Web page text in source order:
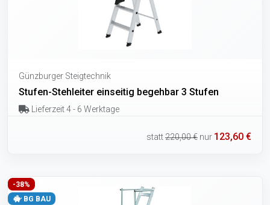
Günzburger Steigtechnik
Stufen-Stehleiter einseitig begehbar 3 Stufen
Lieferzeit 4 - 6 Werktage
statt220,00 € nur 123,60 €
-38%
BG BAU